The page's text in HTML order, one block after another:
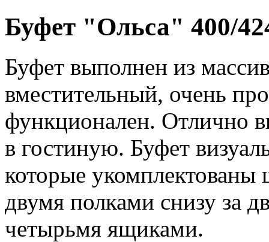
Буфет "Ольса" 400/
Буфет выполнен из
вместительный, очень
функционален. Отлично
в гостиную. Буфет
которые укомплектованы
двумя полками снизу за
четырьмя ящиками.